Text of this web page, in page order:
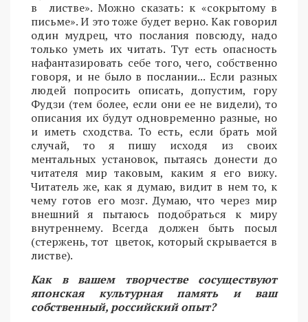
в листве». Можно сказать: к «сокрытому в
письме». И это тоже будет верно. Как говорил
один мудрец, что послания повсюду, надо
только уметь их читать. Тут есть опасность
нафантазировать себе того, чего, собственно
говоря, и не было в послании... Если разных
людей попросить описать, допустим, гору
Фудзи (тем более, если они ее не видели), то
описания их будут одновременно разные, но
и иметь сходства. То есть, если брать мой
случай, то я пишу исходя из своих
ментальных установок, пытаясь донести до
читателя мир таковым, каким я его вижу.
Читатель же, как я думаю, видит в нем то, к
чему готов его мозг. Думаю, что через мир
внешний я пытаюсь подобраться к миру
внутреннему. Всегда должен быть посыл
(стержень, тот цветок, который скрывается в
листве).
Как в вашем творчестве сосуществуют
японская культурная память и ваш
собственный, российский опыт?